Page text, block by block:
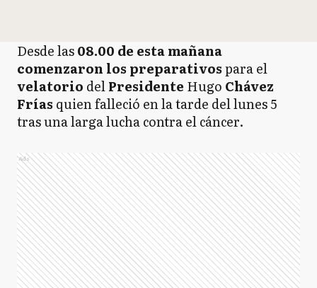
Desde las08.00 de esta mañana
comenzaron los preparativospara el
velatorio delPresidente Hugo Chávez
Frías quien falleció en la tarde del lunes 5
tras una larga lucha contra el cáncer.
Ads